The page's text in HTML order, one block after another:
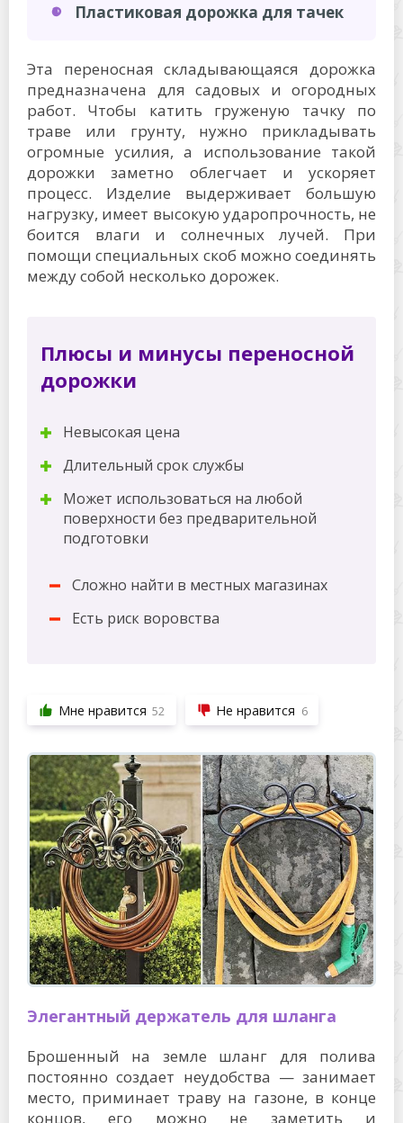
Пластиковая дорожка для тачек
Эта переносная складывающаяся дорожка
предназначена для садовых и огородных
работ. Чтобы катить груженую тачку по
траве или грунту, нужно прикладывать
огромные усилия, а использование такой
дорожки заметно облегчает и ускоряет
процесс. Изделие выдерживает большую
нагрузку, имеет высокую ударопрочность, не
боится влаги и солнечных лучей. При
помощи специальных скоб можно соединять
между собой несколько дорожек.
Плюсы и минусы переносной
дорожки
Невысокая цена
Длительный срок службы
Может использоваться на любой
поверхности без предварительной
подготовки
Сложно найти в местных магазинах
Есть риск воровства
Мне нравится 52 Не нравится 6
Элегантный держатель для шланга
Брошенный на земле шланг для полива
постоянно создает неудобства — занимает
место, приминает траву на газоне, в конце
концов, его можно не заметить и